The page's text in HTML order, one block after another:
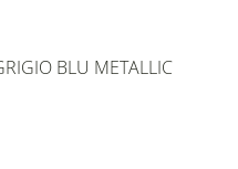
BLU METALLIC